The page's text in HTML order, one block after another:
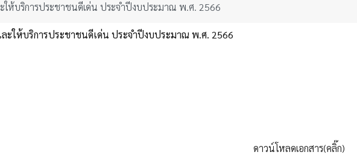
ให้บริการประชาชนดีเด่น ประจำปีงบประมาณ พ.ศ. 2566
ะให้บริการประชาชนดีเด่น ประจำปีงบประมาณ พ.ศ. 2566
ดาวน์โหลดเอกสาร(คลิ๊ก)